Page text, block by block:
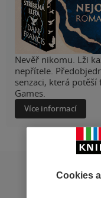
Nevěř nikomu. Lži
nepřítele.
senzaci, která
Games.
Více informací
Cookies